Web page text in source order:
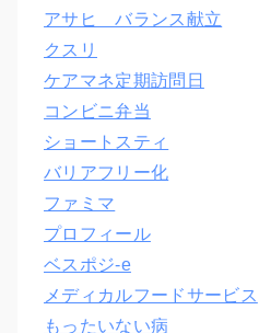
アサヒ バランス献立
クスリ
ケアマネ定期訪問日
コンビニ弁当
ショートスティ
バリアフリー化
ファミマ
プロフィール
ベスポジ-e
メディカルフードサービス
もったいない病